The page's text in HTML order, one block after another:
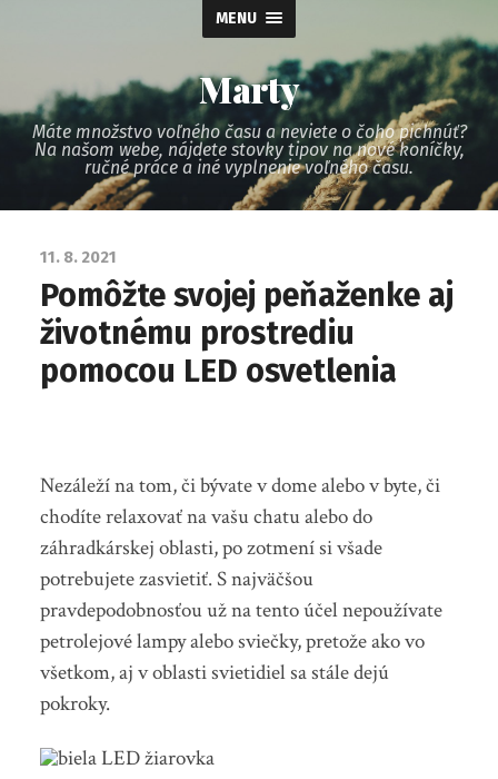
MENU
Marty
Máte množstvo voľného času a neviete o čoho pichnúť?
Na našom webe, nájdete stovky tipov na nové koníčky,
ručné práce a iné vyplnenie voľného času.
11. 8. 2021
Pomôžte svojej peňaženke aj
životnému prostrediu
pomocou LED osvetlenia
Nezáleží na tom, či bývate v dome alebo v byte, či
chodíte relaxovať na vašu chatu alebo do
záhradkárskej oblasti, po zotmení si všade
potrebujete zasvietiť. S najväčšou
pravdepodobnosťou už na tento účel nepoužívate
petrolejové lampy alebo sviečky, pretože ako vo
všetkom, aj v oblasti svietidiel sa stále dejú
pokroky.